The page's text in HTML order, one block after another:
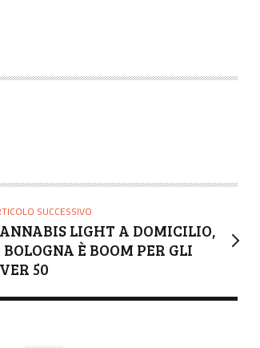
SUCCESSIVO
LIGHT A DOMICILIO,
BOLOGNA È BOOM PER GLI
50